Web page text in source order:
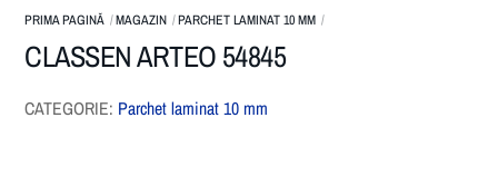
PRIMA PAGINĂ MAGAZIN PARCHET LAMINAT 10 MM
CLASSEN ARTEO 54845
CATEGORIE: Parchet laminat 10 mm